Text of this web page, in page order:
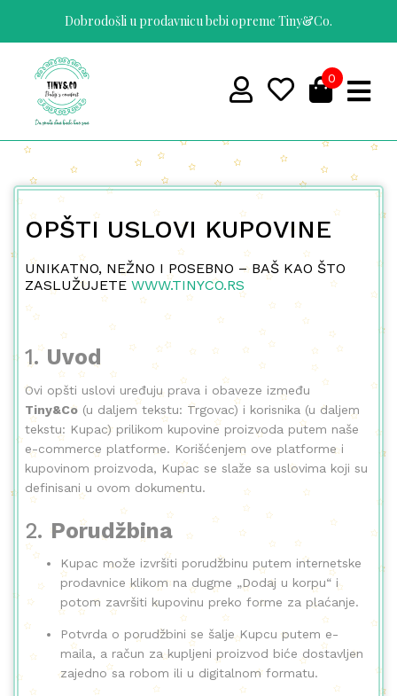
Dobrodošli u prodavnicu bebi opreme Tiny&Co.
0
OPŠTI USLOVI KUPOVINE
UNIKATNO, NEŽNO I POSEBNO – BAŠ KAO ŠTO
ZASLUŽUJETE WWW.TINYCO.RS
1.Uvod
Ovi opšti uslovi uređuju prava i obaveze između
Tiny&Co (u daljem tekstu: Trgovac) i korisnika (u daljem
tekstu: Kupac) prilikom kupovine proizvoda putem naše
e-commerce platforme. Korišćenjem ove platforme i
kupovinom proizvoda, Kupac se slaže sa uslovima koji su
definisani u ovom dokumentu.
2. Porudžbina
Kupac može izvršiti porudžbinu putem internetske
prodavnice klikom na dugme „Dodaj u korpu“ i
potom završiti kupovinu preko forme za plaćanje.
Potvrda o porudžbini se šalje Kupcu putem e-
maila, a račun za kupljeni proizvod biće dostavljen
zajedno sa robom ili u digitalnom formatu.